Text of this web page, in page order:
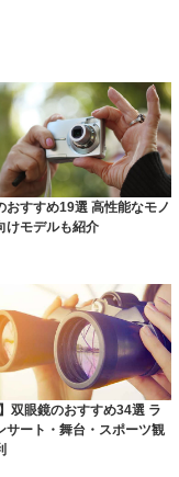
おすすめ19選 高性能なモノ
けモデルも紹介
双眼鏡のおすすめ34選 ラ
サート・舞台・スポーツ観